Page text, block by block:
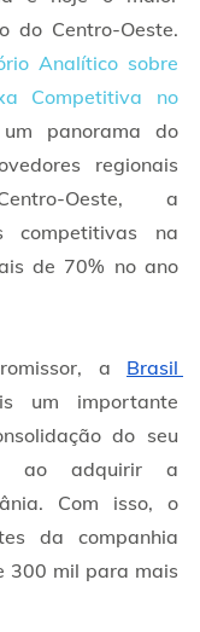
do Centro-Oeste.
Analítico sobre
Competitiva no
panorama do
regionais
Oeste, a
competitivas na
de 70% no ano
a Brasil
um importante
do seu
ao adquirir a
Com isso, o
da companhia
300 mil para mais